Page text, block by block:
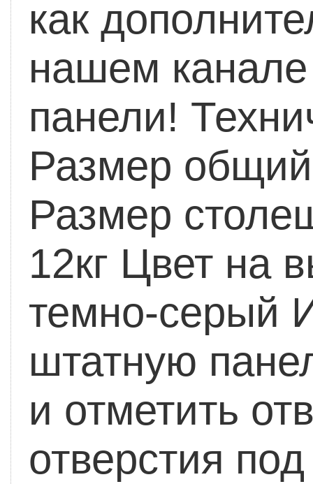
как
нашем
панели!
Размер
Размер
12кг Цвет на
темно-серый
штатную
и отметить
отверстия под